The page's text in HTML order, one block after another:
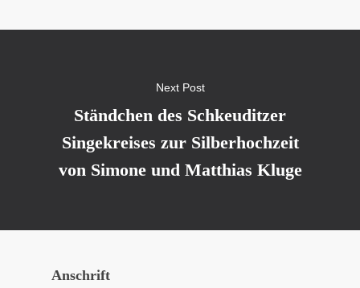
Next Post
Ständchen des Schkeuditzer
Singekreises zur Silberhochzeit
von Simone und Matthias Kluge
Anschrift